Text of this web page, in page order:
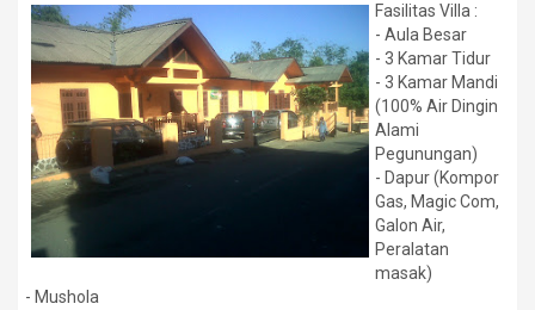
Fasilitas Villa :
- Aula Besar
- 3 Kamar Tidur
- 3 Kamar Mandi
(100% Air Dingin
Alami
Pegunungan)
- Dapur (Kompor
Gas, Magic Com,
Galon Air,
Peralatan
masak)
- Mushola